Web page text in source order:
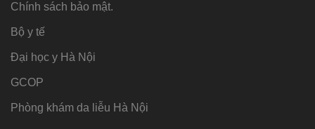
Chính sách bảo mật.
Bộ y tế
Đại học y Hà Nội
GCOP
Phòng khám da liễu Hà Nội